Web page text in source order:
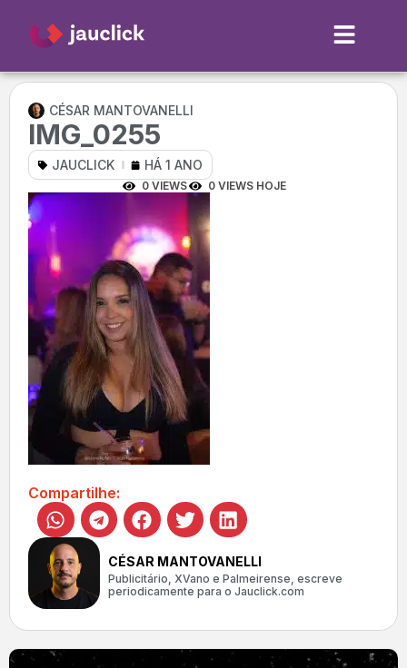
CÉSAR MANTOVANELLI
IMG_0255
JAUCLICK HÁ 1 ANO
0 VIEWS 0 VIEWS HOJE
Compartilhe:
CÉSAR MANTOVANELLI
Publicitário, XVano e Palmeirense, escreve
periodicamente para o Jauclick.com